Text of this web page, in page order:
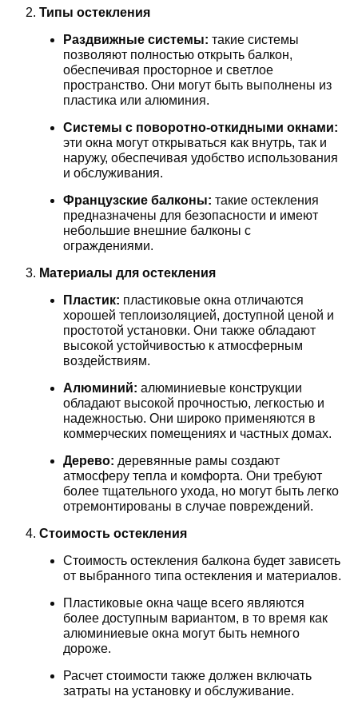
Типы остекления
Раздвижные системы: такие системы
позволяют полностью открыть балкон,
обеспечивая просторное и светлое
пространство. Они могут быть выполнены из
пластика или алюминия.
Системы с поворотно-откидными окнами:
эти окна могут открываться как внутрь, так и
наружу, обеспечивая удобство использования
и обслуживания.
Французские балконы: такие остекления
предназначены для безопасности и имеют
небольшие внешние балконы с
ограждениями.
Материалы для остекления
Пластик: пластиковые окна отличаются
хорошей теплоизоляцией, доступной ценой и
простотой установки. Они также обладают
высокой устойчивостью к атмосферным
воздействиям.
Алюминий: алюминиевые конструкции
обладают высокой прочностью, легкостью и
надежностью. Они широко применяются в
коммерческих помещениях и частных домах.
Дерево: деревянные рамы создают
атмосферу тепла и комфорта. Они требуют
более тщательного ухода, но могут быть легко
отремонтированы в случае повреждений.
Стоимость остекления
Стоимость остекления балкона будет зависеть
от выбранного типа остекления и материалов.
Пластиковые окна чаще всего являются
более доступным вариантом, в то время как
алюминиевые окна могут быть немного
дороже.
Расчет стоимости также должен включать
затраты на установку и обслуживание.